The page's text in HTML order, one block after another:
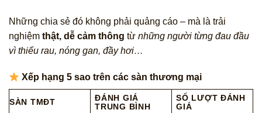
Những chia sẻ đó không phải quảng cáo – mà là trải
nghiệm thật, dễ cảm thông từ những người từng đau đầu
vì thiếu rau, nóng gan, đầy hơi…
Xếp hạng 5 sao trên các sàn thương mại
SÀN TMĐT
ĐÁNH GIÁ
TRUNG BÌNH
SỐ LƯỢT ĐÁNH
GIÁ